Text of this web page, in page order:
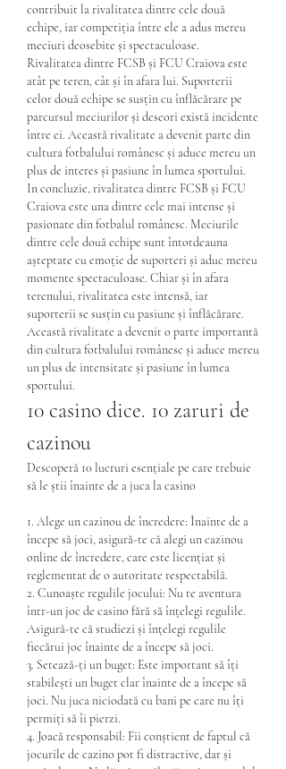
contribuit la rivalitatea dintre cele două
echipe, iar competiția între ele a adus mereu
meciuri deosebite și spectaculoase.
Rivalitatea dintre FCSB și FCU Craiova este
atât pe teren, cât și în afara lui. Suporterii
celor două echipe se susțin cu înflăcărare pe
parcursul meciurilor și deseori există incidente
între ei. Această rivalitate a devenit parte din
cultura fotbalului românesc și aduce mereu un
plus de interes și pasiune în lumea sportului.
In concluzie, rivalitatea dintre FCSB și FCU
Craiova este una dintre cele mai intense și
pasionate din fotbalul românesc. Meciurile
dintre cele două echipe sunt întotdeauna
așteptate cu emoție de suporteri și aduc mereu
momente spectaculoase. Chiar și în afara
terenului, rivalitatea este intensă, iar
suporterii se susțin cu pasiune și înflăcărare.
Această rivalitate a devenit o parte importantă
din cultura fotbalului românesc și aduce mereu
un plus de intensitate și pasiune în lumea
sportului.
10 casino dice. 10 zaruri de
cazinou
Descoperă 10 lucruri esențiale pe care trebuie
să le știi înainte de a juca la casino
1. Alege un cazinou de încredere: Înainte de a
începe să joci, asigură-te că alegi un cazinou
online de încredere, care este licențiat și
reglementat de o autoritate respectabilă.
2. Cunoaște regulile jocului: Nu te aventura
într-un joc de casino fără să înțelegi regulile.
Asigură-te că studiezi și înțelegi regulile
fiecărui joc înainte de a începe să joci.
3. Setează-ți un buget: Este important să îți
stabilești un buget clar înainte de a începe să
joci. Nu juca niciodată cu bani pe care nu îți
permiți să îi pierzi.
4. Joacă responsabil: Fii conștient de faptul că
jocurile de cazino pot fi distractive, dar și